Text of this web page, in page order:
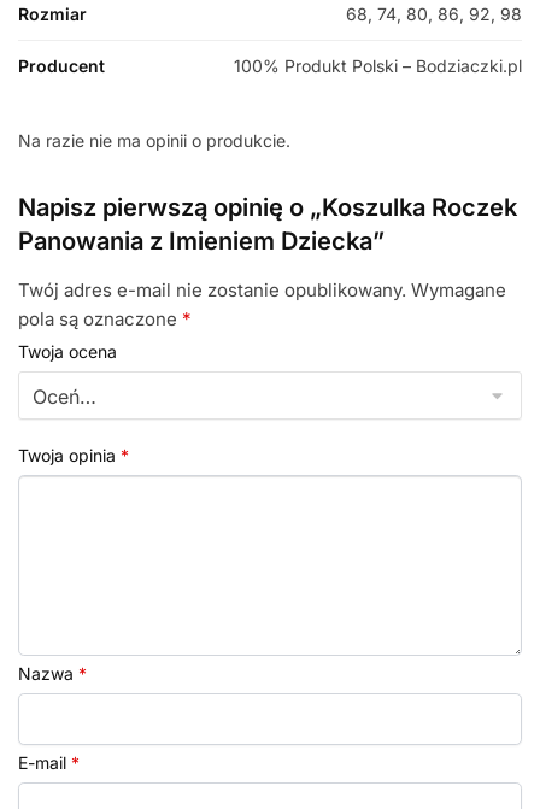
Rozmiar 68, 74, 80, 86, 92, 98
Producent 100% Produkt Polski – Bodziaczki.pl
Na razie nie ma opinii o produkcie.
Napisz pierwszą opinię o „Koszulka Roczek
Panowania z Imieniem Dziecka”
Twój adres e-mail nie zostanie opublikowany. Wymagane
pola są oznaczone *
Twoja ocena
Twoja opinia *
Nazwa *
E-mail *